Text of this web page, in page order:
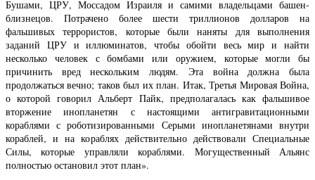
Бушами, ЦРУ, Моссадом Израиля и самими владельцами башен-
близнецов. Потрачено более шести триллионов долларов на
фальшивых террористов, которые были наняты для выполнения
заданий ЦРУ и иллюминатов, чтобы обойти весь мир и найти
несколько человек с бомбами или оружием, которые могли бы
причинить вред нескольким людям. Эта война должна была
продолжаться вечно; таков был их план. Итак, Третья Мировая Война,
о которой говорил Альберт Пайк, предполагалась как фальшивое
вторжение инопланетян с настоящими антигравитационными
кораблями с роботизированными Серыми инопланетянами внутри
кораблей, и на кораблях действительно действовали Специальные
Силы, которые управляли кораблями. Могущественный Альянс
полностью остановил этот план».